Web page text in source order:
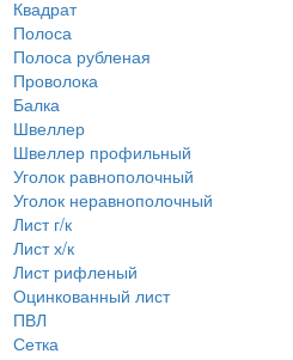
Квадрат
Полоса
Полоса рубленая
Проволока
Балка
Швеллер
Швеллер профильный
Уголок равнополочный
Уголок неравнополочный
Лист г/к
Лист х/к
Лист рифленый
Оцинкованный лист
ПВЛ
Сетка